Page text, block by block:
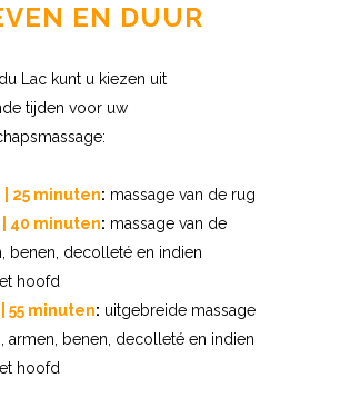
EN DUUR
Lac kunt u kiezen uit
tijden voor uw
| 25 minuten: massage van de rug
| 40 minuten: massage van de
benen, decolleté en indien
hoofd
55 minuten: uitgebreide massage
armen, benen, decolleté en indien
hoofd